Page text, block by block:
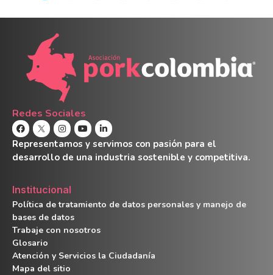
Redes Sociales
Representamos y servimos con pasión para el
desarrollo de una industria sostenible y competitiva.
Institucional
Política de tratamiento de datos personales y manejo de
bases de datos
Trabaje con nosotros
Glosario
Atención y Servicios la Ciudadanía
Mapa del sitio